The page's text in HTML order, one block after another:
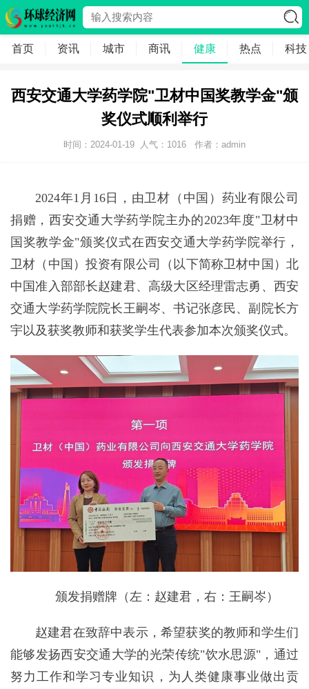
首页 资讯 城市 商讯 健康 热点 科技
西安交通大学药学院"卫材中国奖教学金"颁
奖仪式顺利举行
时间：2024-01-19 人气： 1016 作者：admin
2024年1月16日，由卫材（中国）药业有限公司
捐赠，西安交通大学药学院主办的2023年度"卫材中
国奖教学金"颁奖仪式在西安交通大学药学院举行，
卫材（中国）投资有限公司（以下简称卫材中国）北
中国准入部部长赵建君、高级大区经理雷志勇、西安
交通大学药学院院长王嗣岑、书记张彦民、副院长方
宇以及获奖教师和获奖学生代表参加本次颁奖仪式。
颁发捐赠牌（左：赵建君，右：王嗣岑）
赵建君在致辞中表示，希望获奖的教师和学生们
能够发扬西安交通大学的光荣传统"饮水思源"，通过
努力工作和学习专业知识，为人类健康事业做出贡